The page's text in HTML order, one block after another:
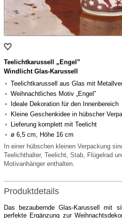
Teelichtkarussell „Engel”
Windlicht Glas-Karussell
Teelichtkarussell aus Glas mit
Weihnachtliches Motiv „Engel”
Ideale Dekoration für den Innenbereich
Kleine Geschenkidee in hübscher
Lieferung komplett mit Teelicht
ø 6,5 cm, Höhe 16 cm
In einer hübschen kleinen Verpackung
Teelichthalter, Teelicht, Stab, Flügelrad
Motivanhänger enthalten.
Produktdetails
Das bezaubernde Glas-Karussell mit
perfekte Ergänzung zur